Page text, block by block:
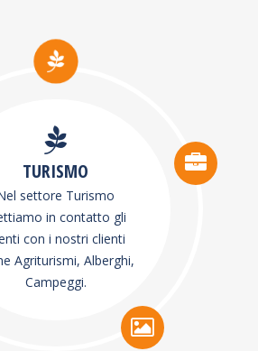
TURISMO
settore Turismo
in contatto gli
con i nostri clienti
Agriturismi, Alberghi,
Campeggi.